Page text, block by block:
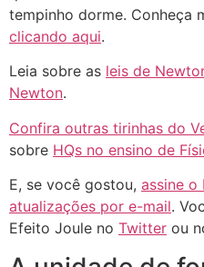
tempinho dorme. Conheça
clicando aqui.
Leia sobre as leis de
Newton.
Confira outras tirinhas do
sobre HQs no ensino de
E, se você gostou, assine o
atualizações por e-mail.
Efeito Joule no Twitter ou